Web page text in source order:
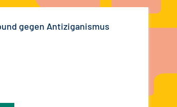
gegen Antiziganismus